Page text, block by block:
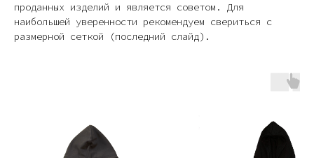
проданных изделий и является советом. Для
наибольшей уверенности рекомендуем свериться с
размерной сеткой (последний слайд).